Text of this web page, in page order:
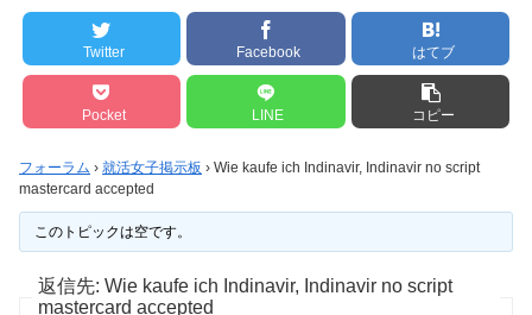
Twitter Facebook はてブ
Pocket LINE コピー
フォーラム › 就活女子掲示板 › Wie kaufe ich Indinavir, Indinavir no script
mastercard accepted
このトピックは空です。
返信先: Wie kaufe ich Indinavir, Indinavir no script
mastercard accepted